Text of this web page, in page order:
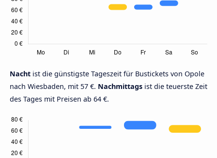
Nacht ist die günstigste Tageszeit für Bustickets von Opole
nach Wiesbaden, mit 57 €. Nachmittags ist die teuerste Zeit
des Tages mit Preisen ab 64 €.